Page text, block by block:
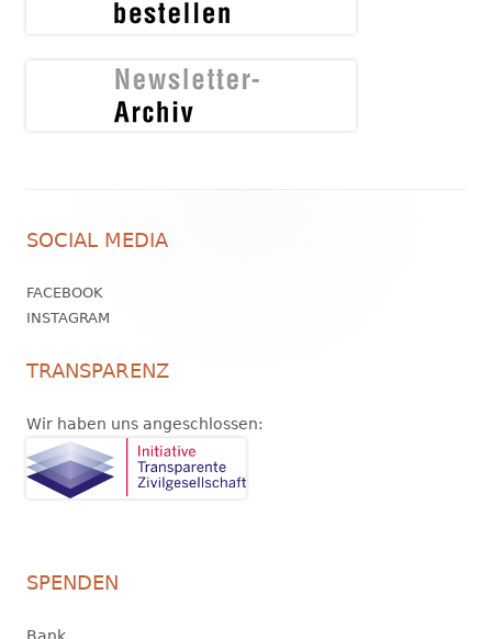
Inhalt
SOCIAL MEDIA
FACEBOOK
INSTAGRAM
TRANSPARENZ
Wir haben uns angeschlossen:
SPENDEN
Bank